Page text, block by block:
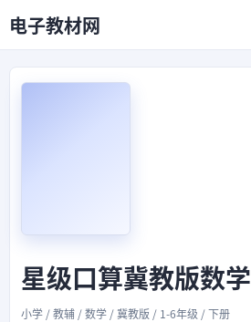
电子教材网
星级口算冀教版数学
小学 / 教辅 / 数学 / 冀教版 / 1-6年级 / 下册